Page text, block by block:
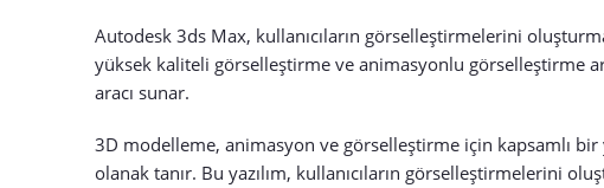
Autodesk 3ds Max, kullanıcıların görselleştirmelerini
yüksek kaliteli görselleştirme ve animasyonlu görselleştirme
aracı sunar.
3D modelleme, animasyon ve görselleştirme için kapsamlı bir
olanak tanır. Bu yazılım, kullanıcıların görselleştirmelerini